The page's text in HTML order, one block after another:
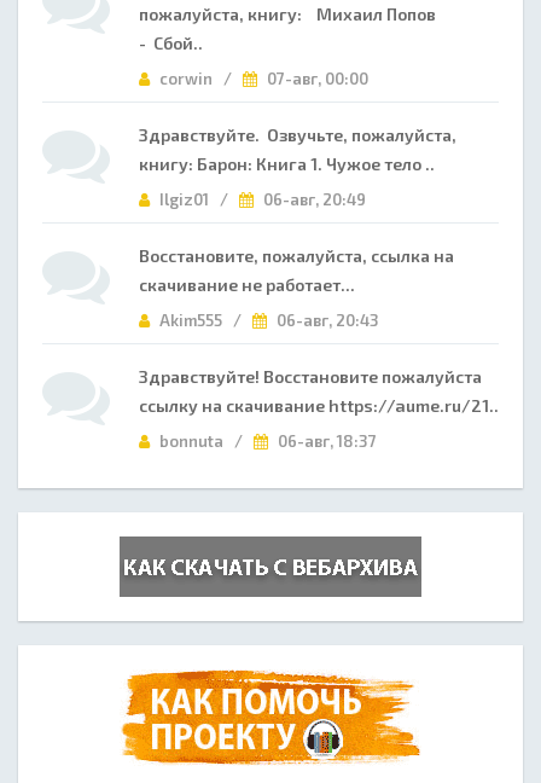
пожалуйста, книгу: Михаил Попов
- Сбой..
corwin / 07-авг, 00:00
Здравствуйте. Озвучьте, пожалуйста,
книгу: Барон: Книга 1. Чужое тело ..
Ilgiz01 / 06-авг, 20:49
Восстановите, пожалуйста, ссылка на
скачивание не работает...
Akim555 / 06-авг, 20:43
Здравствуйте! Восстановите пожалуйста
ссылку на скачивание https://aume.ru/21..
bonnuta / 06-авг, 18:37